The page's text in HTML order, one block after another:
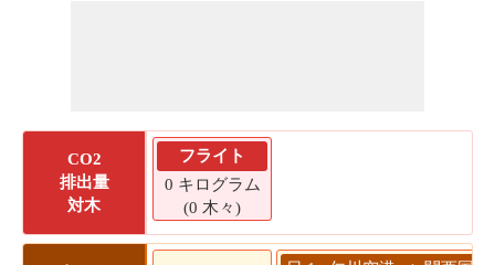
CO2
排出量
対木
フライト
0 キログラム
(0 木々)